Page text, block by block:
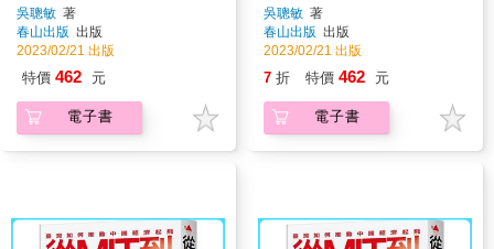
吳聰敏 著
春山出版 出版
2023/02/21 出版
特價 462 元
電子書
吳聰敏 著
春山出版 出版
2023/02/21 出版
7 折 特價 462 元
電子書